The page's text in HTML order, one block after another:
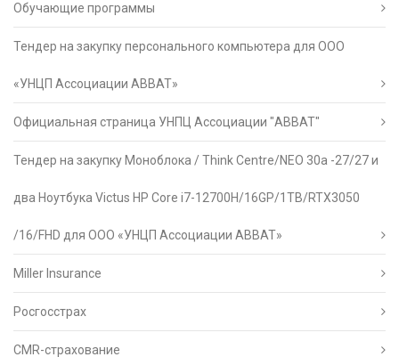
Обучающие программы
Тендер на закупку персонального компьютера для ООО
«УНЦП Ассоциации АВВАТ»
Официальная страница УНПЦ Ассоциации "АВВАТ"
Тендер на закупку Моноблока / Think Centre/NEO 30a -27/27 и
два Ноутбука Victus HP Core i7-12700H/16GP/1TB/RTX3050
/16/FHD для ООО «УНЦП Ассоциации АВВАТ»
Miller Insurance
Росгосстрах
CMR-страхование